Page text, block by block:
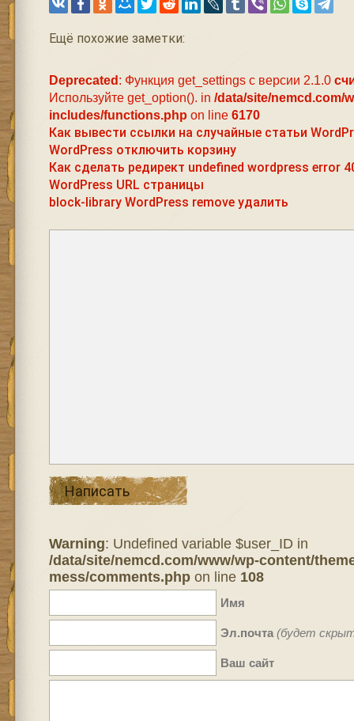
Ещё похожие заметки:
Deprecated : Функция get_settings с версии 2.1.0
Используйте get_option(). in /data/site/nemcd.com/
includes/functions.php on line 6170
Как вывести ссылки на случайные статьи
WordPress отключить корзину
Как сделать редирект undefined wordpress error
WordPress URL страницы
block-library WordPress remove удалить
Написать
Warning: Undefined variable $user_ID in
/data/site/nemcd.com/www/wp-content/
mess/comments.phpon line 108
Имя
Эл.почта (будет
Ваш сайт